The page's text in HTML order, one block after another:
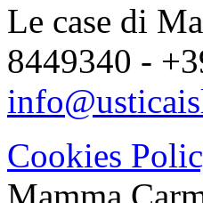
Le case di
8449340 -
Cookies
Mamma